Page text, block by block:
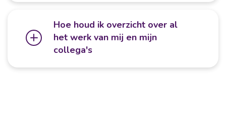
Hoe houd ik overzicht over al
het werk van mij en mijn
collega's